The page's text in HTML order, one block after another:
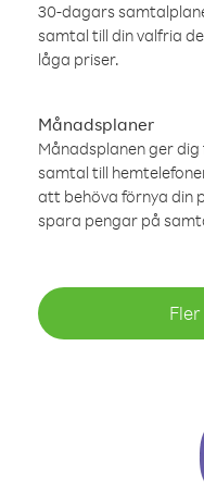
30-dagars
samtal till din valfria
låga priser.
Månadsplaner
Månadsplanen ger
samtal till
att behöva förnya din
spara pengar på